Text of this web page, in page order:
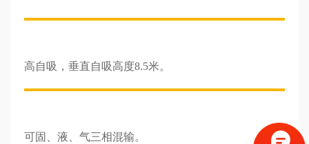
高自吸，垂直自吸高度8.5米。
可固、液、气三相混输。